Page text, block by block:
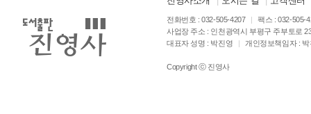
전화번호 : 032-505-4207 |
팩스 : 032-505-
사업장 주소 : 인천광역시 부평구 주부토로
대표자 성명 : 박진영
| 개인정보책임자 :
Copyright ⓒ 진영사